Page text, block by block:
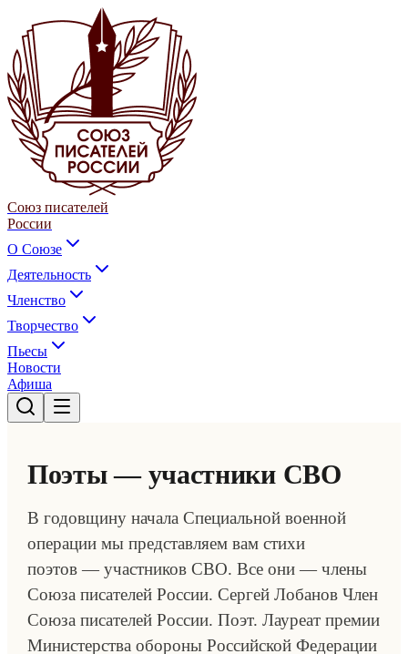
Союз писателей
России
О Союзе
Деятельность
Членство
Творчество
Пьесы
Новости
Афиша
Поэты — участники СВО
В годовщину начала Специальной военной
операции мы представляем вам стихи
поэтов — участников СВО. Все они — члены
Союза писателей России. Сергей Лобанов Член
Союза писателей России. Поэт. Лауреат премии
Министерства обороны Российской Федерации